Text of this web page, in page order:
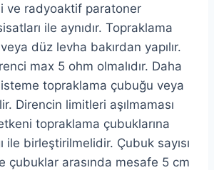
ve radyoaktif paratoner
ile aynıdır. Topraklama
düz levha bakırdan yapılır.
max 5 ohm olmalıdır. Daha
topraklama çubuğu veya
Direncin limitleri aşılmaması
topraklama çubuklarına
ile birleştirilmelidir. Çubuk sayısı
çubuklar arasında mesafe 5 cm